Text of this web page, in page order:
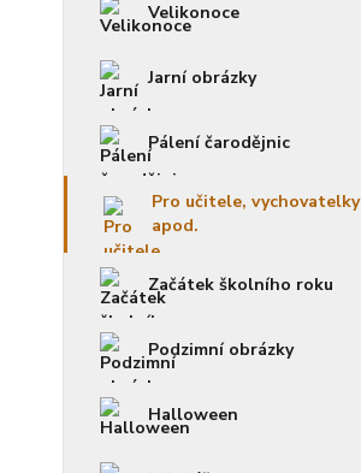
Velikonoce
Jarní obrázky
Pálení čarodějnic
Pro učitele, vychovatelky
apod.
Začátek školního roku
Podzimní obrázky
Halloween